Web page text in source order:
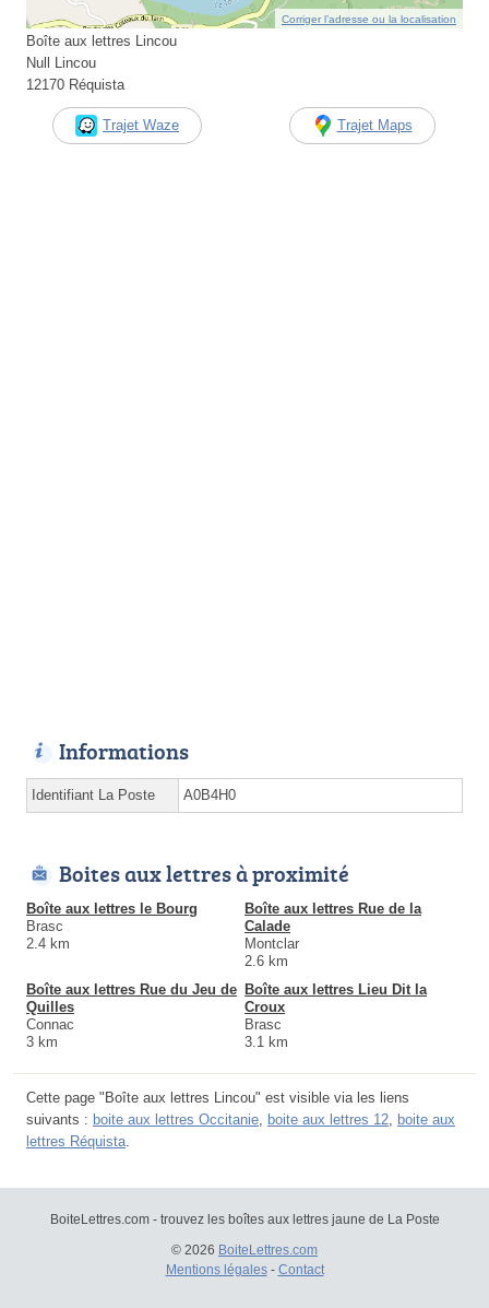
Corriger l’adresse ou la localisation
Boîte aux lettres Lincou
Null Lincou
12170 Réquista
Trajet Waze Trajet Maps
Informations
Identifiant La Poste A0B4H0
Boites aux lettres à proximité
Boîte aux lettres le Bourg
Brasc
2.4 km
Boîte aux lettres Rue de la
Calade
Montclar
2.6 km
Boîte aux lettres Rue du Jeu de
Quilles
Connac
3 km
Boîte aux lettres Lieu Dit la
Croux
Brasc
3.1 km
Cette page "Boîte aux lettres Lincou" est visible via les liens
suivants : boite aux lettres Occitanie boite aux lettres 12 boite aux
lettres Réquista
BoiteLettres.com - trouvez les boîtes aux lettres jaune de La Poste
© 2026 BoiteLettres.com
Mentions légales- Contact